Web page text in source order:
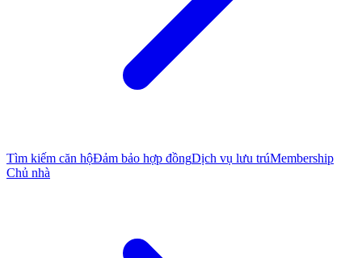
Tìm kiếm căn hộĐảm bảo hợp đồngDịch vụ lưu trúMembership
Chủ nhà